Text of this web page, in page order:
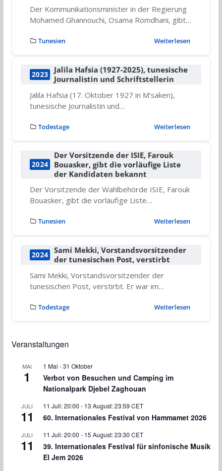
Der Kommunikationsminister in der Regierung
Mohamed Ghannouchi, Osama Romdhani, gibt…
Tunesien Weiterlesen
2023
Jalila Hafsia (1927-2025), tunesische
Journalistin und Schriftstellerin
Jalila Hafsia (17. Oktober 1927 in M’saken),
tunesische Journalistin und…
Todestage Weiterlesen
2024
Der Vorsitzende der ISIE, Farouk
Bouasker, gibt die vorläufige Liste
der Kandidaten bekannt
Der Vorsitzende der Wahlbehörde ISIE, Farouk
Bouasker, gibt die vorläufige Liste…
Tunesien Weiterlesen
2024
Sami Mekki, Vorstandsvorsitzender
der tunesischen Post, verstirbt
Sami Mekki, Vorstandsvorsitzender der
tunesischen Post, verstirbt. Er war im…
Todestage Weiterlesen
Veranstaltungen
MAI
1
1 Mai -31 Oktober
Verbot von Besuchen und Camping im
Nationalpark Djebel Zaghouan
JULI
11
11 Juli: 20:00 - 13 August: 23:59 CET
60. Internationales Festival von Hammamet 2026
JULI
11
11 Juli: 20:00 - 15 August: 23:30 CET
39. Internationales Festival für sinfonische Musik
El Jem 2026